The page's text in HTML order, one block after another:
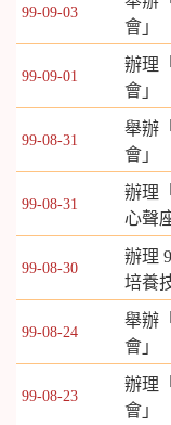
99-09-03
會」
99-09-01
辦理
會」
99-08-31
舉辦
會」
99-08-31
辦理
心聲
99-08-30
辦理
培養
99-08-24
舉辦
會」
99-08-23
辦理
會」